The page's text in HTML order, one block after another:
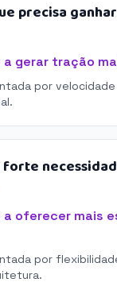
precisa
gerar tração
por
forte
oferecer mais
por